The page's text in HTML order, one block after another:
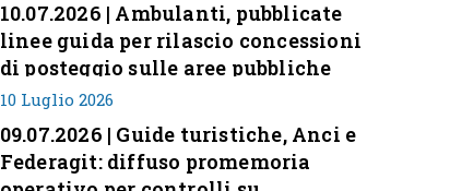
10.07.2026 | Ambulanti, pubblicate
linee guida per rilascio concessioni
di posteggio sulle aree pubbliche
10 Luglio 2026
09.07.2026 | Guide turistiche, Anci e
Federagit: diffuso promemoria